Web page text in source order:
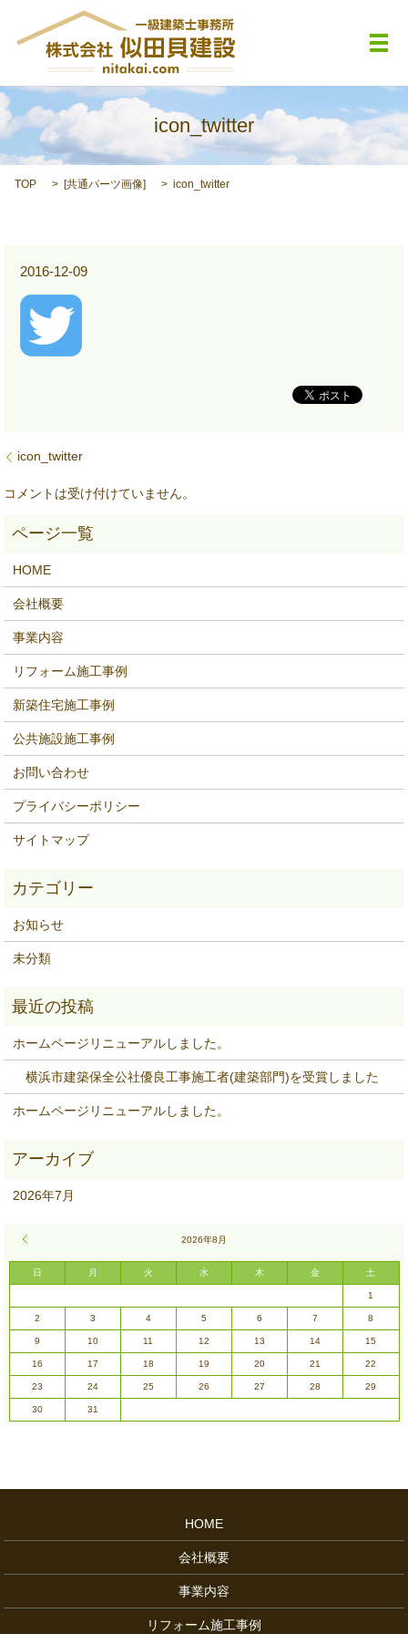
メ
icon_twitter
TOP [共通パーツ画像] icon_twitter
2016-12-09
icon_twitter
コメントは受け付けていません。
HOME
会社概要
事業内容
リフォーム施工事例
新築住宅施工事例
公共施設施工事例
お問い合わせ
プライバシーポリシー
サイトマップ
お知らせ
未分類
ホームページリニューアルしました。
横浜市建築保全公社優良工事施工者(建築部門)を受賞しました
ホームページリニューアルしました。
2026年7月
2026年8月
日 月 火 水 木 金 土
1
2 3 4 5 6 7 8
9 10 11 12 13 14 15
16 17 18 19 20 21 22
23 24 25 26 27 28 29
30 31
HOME
会社概要
事業内容
リフォーム施工事例